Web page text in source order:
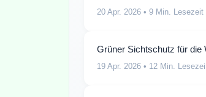
20 Apr. 2026 • 9 Min. Lesezeit
Grüner Sichtschutz für die
19 Apr. 2026 • 12 Min.